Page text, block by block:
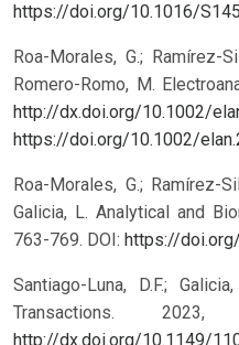
https://doi.org/10.1016/
Roa-Morales, G.; Ramírez-
Romero-Romo, M.
http://dx.doi.org/10.1002/
https://doi.org/10.1002/
Roa-Morales, G.; Ramírez-
Galicia, L. Analytical and
763-769. DOI: https://
Santiago-Luna, D.F.;
Transactions.
http://dx.doi.org/10.1149/